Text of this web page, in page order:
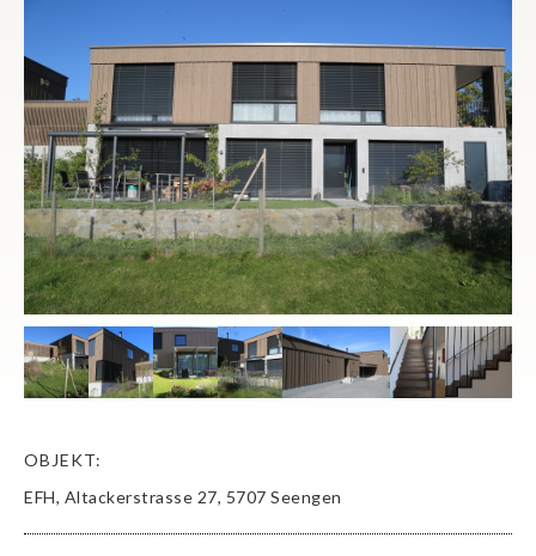
OBJEKT:
EFH, Altackerstrasse 27, 5707 Seengen